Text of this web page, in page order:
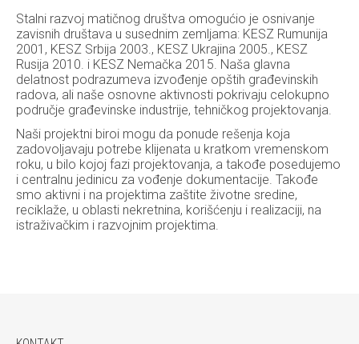
Stalni razvoj matičnog društva omogućio je osnivanje
zavisnih društava u susednim zemljama: KESZ Rumunija
2001, KESZ Srbija 2003., KESZ Ukrajina 2005., KESZ
Rusija 2010. i KESZ Nemačka 2015. Naša glavna
delatnost podrazumeva izvođenje opštih građevinskih
radova, ali naše osnovne aktivnosti pokrivaju celokupno
područje građevinske industrije, tehničkog projektovanja.
Naši projektni biroi mogu da ponude rešenja koja
zadovoljavaju potrebe klijenata u kratkom vremenskom
roku, u bilo kojoj fazi projektovanja, a takođe posedujemo
i centralnu jedinicu za vođenje dokumentacije. Takođe
smo aktivni i na projektima zaštite životne sredine,
reciklaže, u oblasti nekretnina, korišćenju i realizaciji, na
istraživačkim i razvojnim projektima.